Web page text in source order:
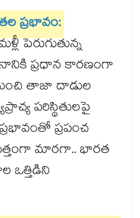
ప్రభావం:
పెరుగుతున్న
ప్రధాన కారణంగా
తాజా దాడుల
పరిస్థితులపై
ప్రపంచ
మారగా.. భారత
ఒత్తిడిని